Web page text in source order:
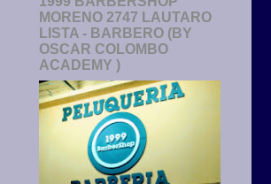
MORENO 2747 LAUTARO
LISTA - BARBERO (BY
OSCAR COLOMBO
ACADEMY )